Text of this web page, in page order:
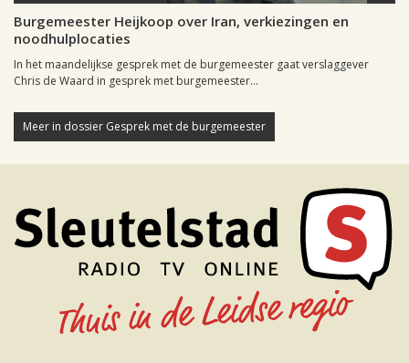
Burgemeester Heijkoop over Iran, verkiezingen en
noodhulplocaties
In het maandelijkse gesprek met de burgemeester gaat verslaggever
Chris de Waard in gesprek met burgemeester...
Meer in dossier Gesprek met de burgemeester